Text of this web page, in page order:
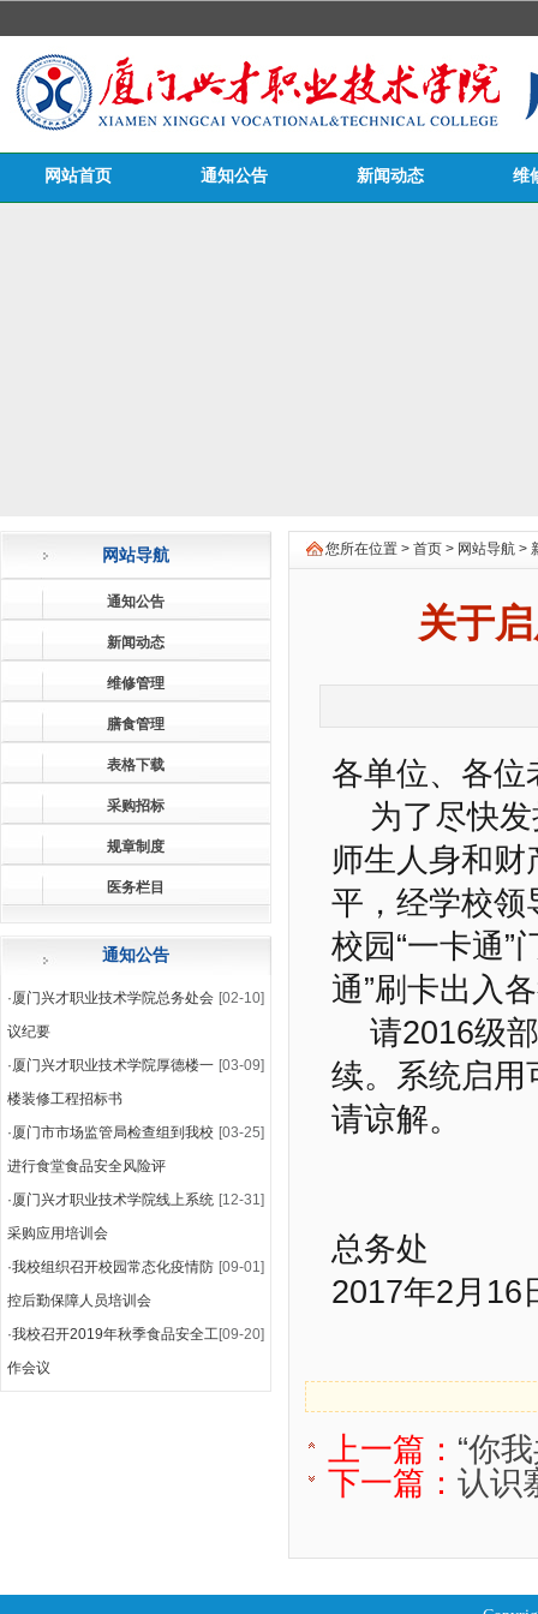
网站首页 通知公告 新闻动态 维
网站导航
通知公告
新闻动态
维修管理
膳食管理
表格下载
采购招标
规章制度
医务栏目
通知公告
[02-10]
·厦门兴才职业技术学院总务处会
议纪要
[03-09]
·厦门兴才职业技术学院厚德楼一
楼装修工程招标书
[03-25]
·厦门市市场监管局检查组到我校
进行食堂食品安全风险评
[12-31]
·厦门兴才职业技术学院线上系统
采购应用培训会
[09-01]
·我校组织召开校园常态化疫情防
控后勤保障人员培训会
[09-20]
·我校召开2019年秋季食品安全工
作会议
您所在位置 > 首页 > 网站导航 >
关于
各单位、各
为了尽快发
师生人身和
平，经学校领
校园“一卡通”
通”刷卡出入
请2016级部
续。系统启用
请谅解。
总务处
2017年2月16
上一篇： “你
下一篇：认识